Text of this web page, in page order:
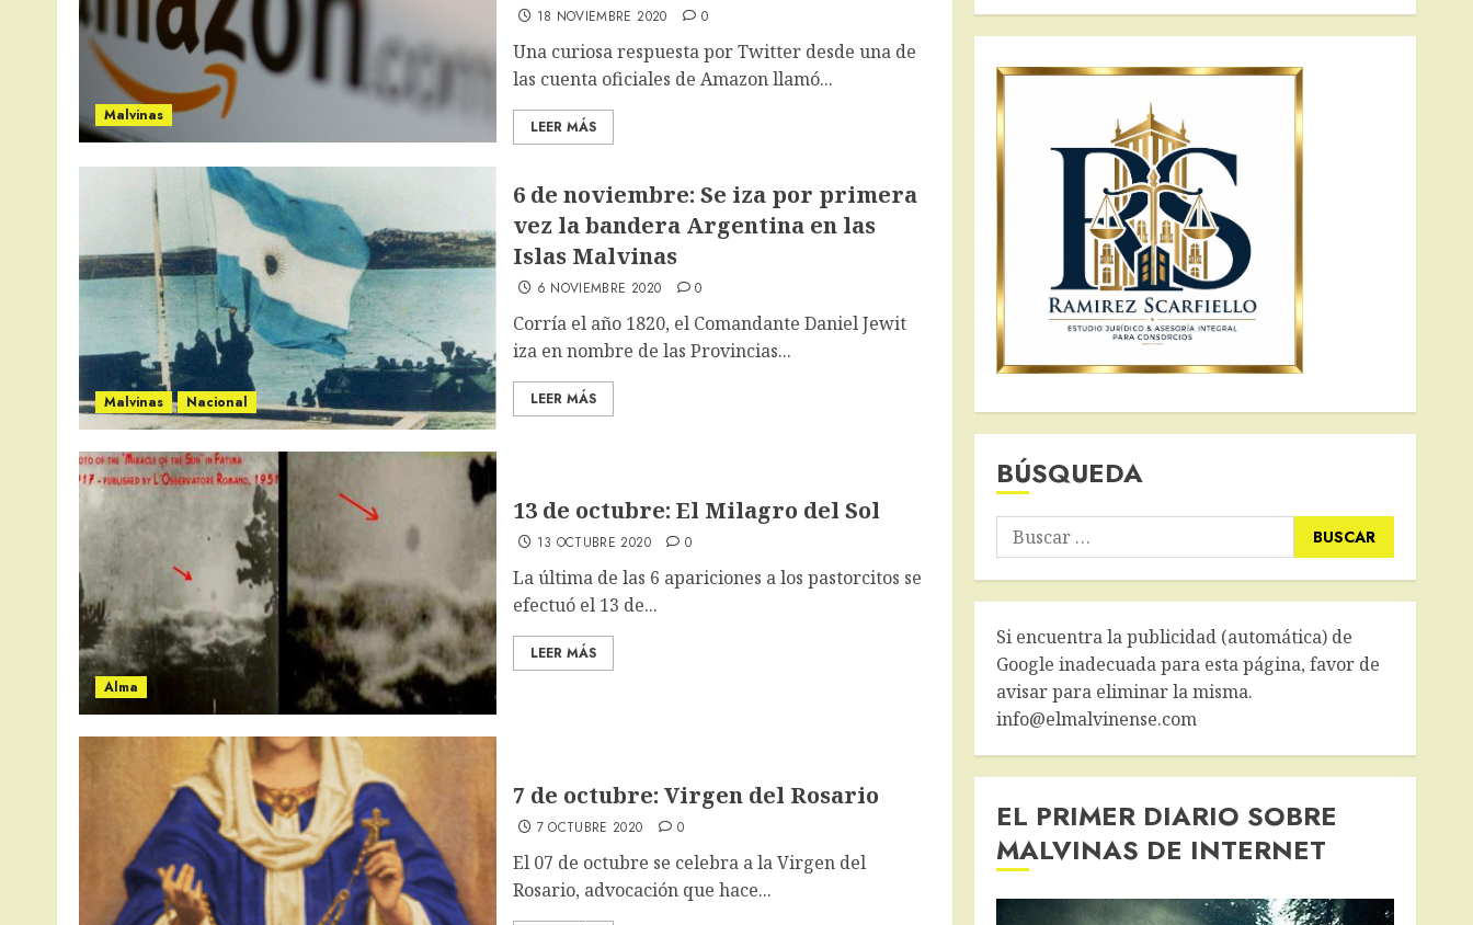
Malvinas
18 NOVIEMBRE 2020 0
Una curiosa respuesta por Twitter desde una de
las cuenta oficiales de Amazon llamó...
LEER MÁS
Malvinas Nacional
6 de noviembre: Se iza por primera
vez la bandera Argentina en las
Islas Malvinas
6 NOVIEMBRE 2020 0
Corría el año 1820, el Comandante Daniel Jewit
iza en nombre de las Provincias...
LEER MÁS
Alma
13 de octubre: El Milagro del Sol
13 OCTUBRE 2020 0
La última de las 6 apariciones a los pastorcitos se
efectuó el 13 de...
LEER MÁS
7 de octubre: Virgen del Rosario
7 OCTUBRE 2020 0
El 07 de octubre se celebra a la Virgen del
Rosario, advocación que hace...
BÚSQUEDA
Buscar:
Si encuentra la publicidad (automática) de
Google inadecuada para esta página, favor de
avisar para eliminar la misma.
info@elmalvinense.com
EL PRIMER DIARIO SOBRE
MALVINAS DE INTERNET